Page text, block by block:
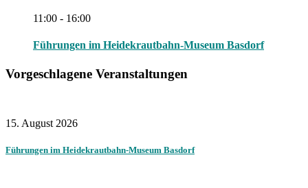
11:00 - 16:00
Führungen im Heidekrautbahn-Museum Basdorf
Vorgeschlagene Veranstaltungen
15. August 2026
Führungen im Heidekrautbahn-Museum Basdorf